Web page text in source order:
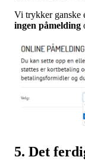
Vi trykker ganske
ingen påmelding
5. Det